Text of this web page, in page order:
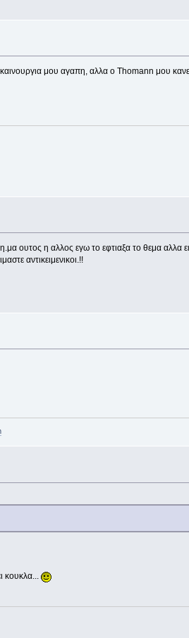
μου αγαπη, αλλα ο Thomann μου
ουτος η αλλος εγω το εφτιαξα το θεμα
αντικειμενικοι.!!
κουκλα...